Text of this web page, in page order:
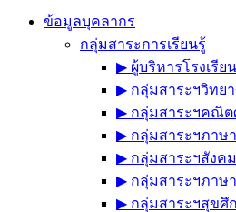
ข้อมูลบุคลากร
กลุ่มสาระการเรียนรู้
▶︎ ผู้บริหารโรงเรียน
▶︎ กลุ่มสาระฯวิทย
▶︎ กลุ่มสาระฯคณิต
▶︎ กลุ่มสาระฯภาษ
▶︎ กลุ่มสาระฯสังค
▶︎ กลุ่มสาระฯภาษ
▶︎ กลุ่มสาระฯสุขศึ